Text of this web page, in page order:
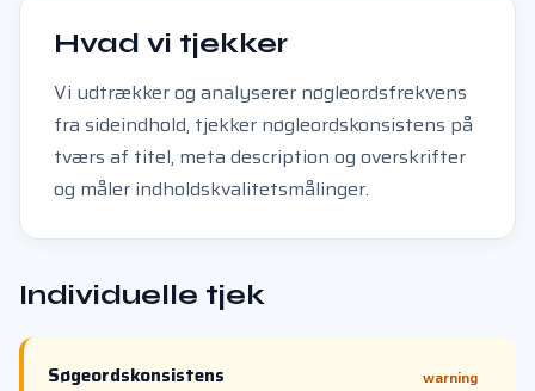
Hvad vi tjekker
Vi udtrækker og analyserer nøgleordsfrekvens
fra sideindhold, tjekker nøgleordskonsistens på
tværs af titel, meta description og overskrifter
og måler indholdskvalitetsmålinger.
Individuelle tjek
Søgeordskonsistens warning